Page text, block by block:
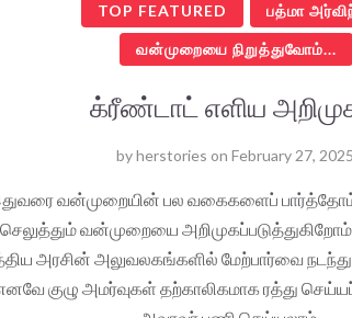
TOP FEATURED பத்மா
வன்முறையை நிறுத்துவோம்...
க்ரீண்டாட் எளிய
byherstories on February 27, 2025
வன்முறையின் பல வகைகளைப்
செலுத்தும் வன்முறையை
அரசின் அலுவலகங்களில் மேற்பார்வை
குழு அமர்வுகள் தற்காலிகமாக ரத்து